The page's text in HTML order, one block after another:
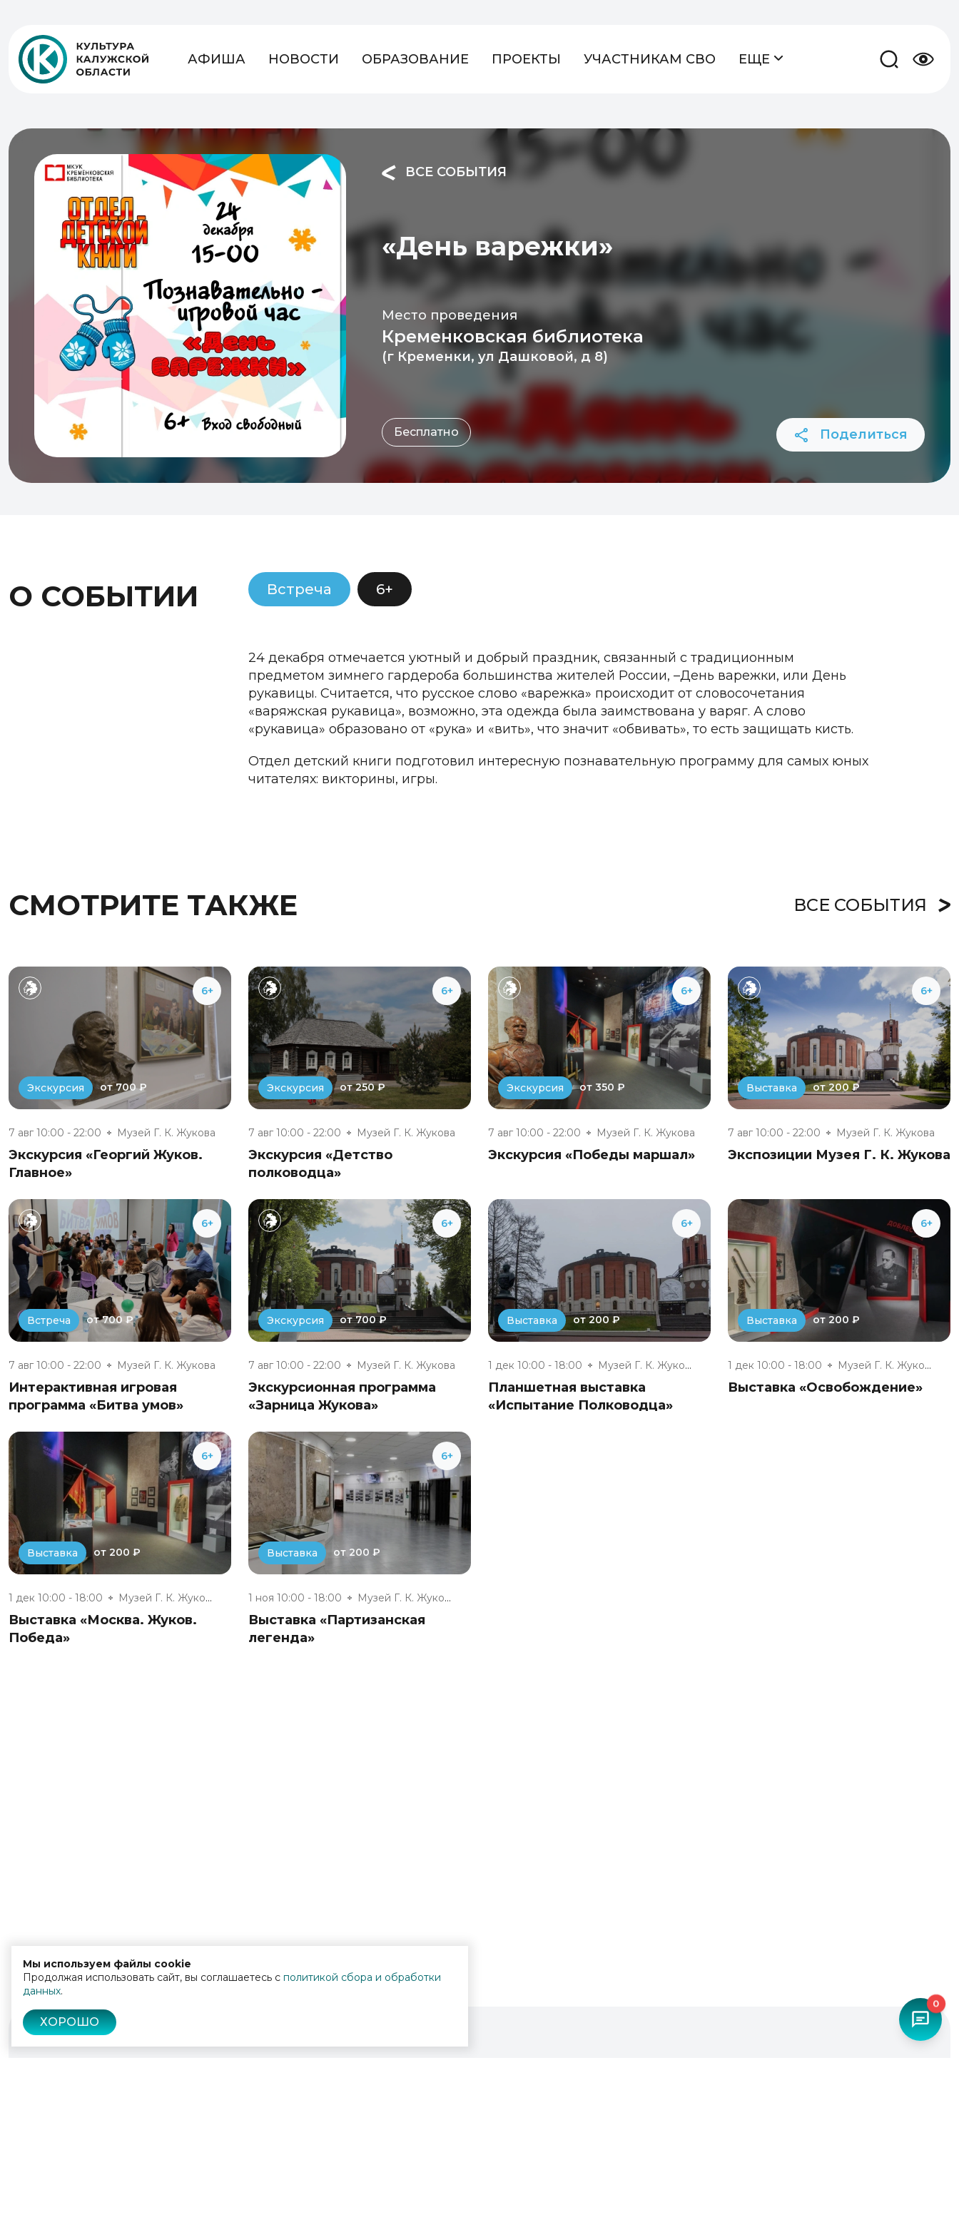
АФИША НОВОСТИ ОБРАЗОВАНИЕ ПРОЕКТЫ УЧАСТНИКАМ СВО ЕЩЕ
ВСЕ СОБЫТИЯ
«День варежки»
Место проведения
Кременковская библиотека
(г Кременки, ул Дашковой, д 8)
Бесплатно Поделиться
О СОБЫТИИ Встреча 6+
24 декабря отмечается уютный и добрый праздник, связанный с традиционным
предметом зимнего гардероба большинства жителей России, –День варежки, или День
рукавицы. Считается, что русское слово «варежка» происходит от словосочетания
«варяжская рукавица», возможно, эта одежда была заимствована у варяг. А слово
«рукавица» образовано от «рука» и «вить», что значит «обвивать», то есть защищать кисть.
Отдел детский книги подготовил интересную познавательную программу для самых юных
читателях: викторины, игры.
СМОТРИТЕ ТАКЖЕ ВСЕ СОБЫТИЯ
6+
Экскурсия от 700 ₽
7 авг 10:00 - 22:00 Музей Г. К. Жукова
Экскурсия «Георгий Жуков.
Главное»
6+
Экскурсия от 250 ₽
7 авг 10:00 - 22:00 Музей Г. К. Жукова
Экскурсия «Детство
полководца»
6+
Экскурсия от 350 ₽
7 авг 10:00 - 22:00 Музей Г. К. Жукова
Экскурсия «Победы маршал»
6+
Выставка от 200 ₽
7 авг 10:00 - 22:00 Музей Г. К. Жукова
Экспозиции Музея Г. К. Жукова
6+
Встреча от 700 ₽
7 авг 10:00 - 22:00 Музей Г. К. Жукова
Интерактивная игровая
программа «Битва умов»
6+
Экскурсия от 700 ₽
7 авг 10:00 - 22:00 Музей Г. К. Жукова
Экскурсионная программа
«Зарница Жукова»
6+
Выставка от 200 ₽
1 дек 10:00 - 18:00 Музей Г. К. Жукова
Планшетная выставка
«Испытание Полководца»
6+
Выставка от 200 ₽
1 дек 10:00 - 18:00 Музей Г. К. Жукова
Выставка «Освобождение»
6+
Выставка от 200 ₽
1 дек 10:00 - 18:00 Музей Г. К. Жукова
Выставка «Москва. Жуков.
Победа»
6+
Выставка от 200 ₽
1 ноя 10:00 - 18:00 Музей Г. К. Жукова
Выставка «Партизанская
легенда»
Мы используем файлы cookie
Продолжая использовать сайт, вы соглашаетесь с политикой сбора и обработки
данных.
ХОРОШО
0